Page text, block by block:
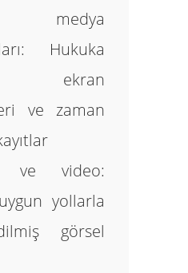
medya
Hukuka
ekran
ve zaman
ve video:
yollarla
görsel